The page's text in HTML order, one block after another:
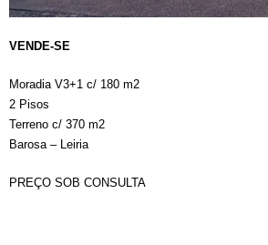
VENDE-SE
Moradia V3+1 c/ 180 m2
2 Pisos
Terreno c/ 370 m2
Barosa – Leiria
PREÇO SOB CONSULTA